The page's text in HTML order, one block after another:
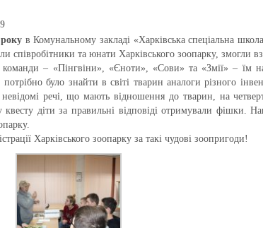
в Комунальному закладі «Харківська спеціальна
співробітники та юнати Харківського зоопарку, змогли
– «Пінгвіни», «Єноти», «Сови» та «Змії» – їм
було знайти в світі тварин аналоги різного
невідомі речі, що мають відношення до тварин, на
діти за правильні відповіді отримували фішки.
Харківського зоопарку за такі чудові зоопригоди!